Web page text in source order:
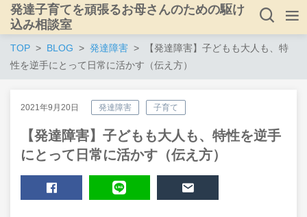
発達子育てを頑張るお母さんのための駆け
込み相談室
TOP BLOG 発達障害
【発達障害】子どもも大人も、特
性を逆手にとって日常に活かす（伝え方）
2021年9月20日 発達障害 子育て
【発達障害】子どもも大人も、特性を逆手
にとって日常に活かす（伝え方）